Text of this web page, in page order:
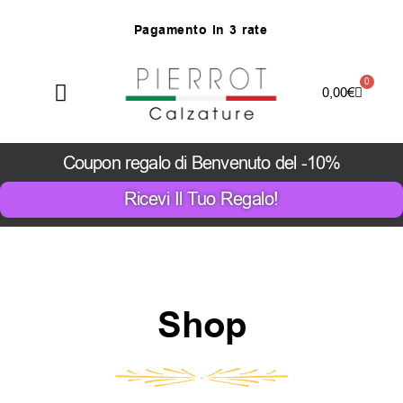
Pag am
e
n
t
o
i
n
3
r
a
t
e
0,00€
0
Carrello
Coupon regalo di Benvenuto del -10%
Ricevi Il Tuo Regalo!
Shop